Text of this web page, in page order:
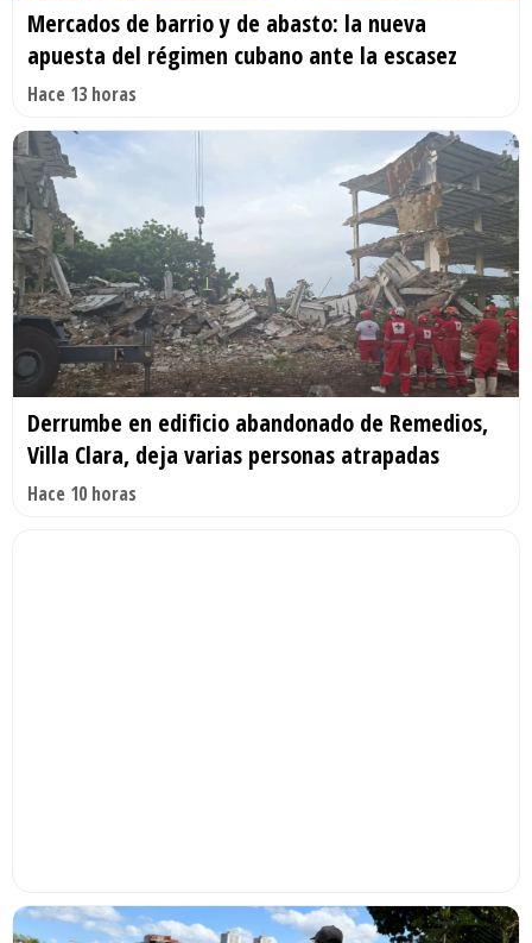
Mercados de barrio y de abasto: la nueva
apuesta del régimen cubano ante la escasez
Hace 13 horas
Derrumbe en edificio abandonado de Remedios,
Villa Clara, deja varias personas atrapadas
Hace 10 horas